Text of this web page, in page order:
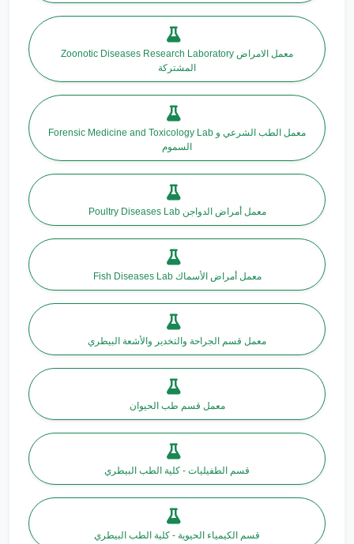
Zoonotic Diseases Research Laboratory معمل الامراض
المشتركة
Forensic Medicine and Toxicology Lab معمل الطب الشرعي و
السموم
Poultry Diseases Lab معمل أمراض الدواجن
Fish Diseases Lab معمل أمراض الأسماك
معمل قسم الجراحة والتخدير والأشعة البيطري
معمل قسم طب الحيوان
قسم الطفيليات - كلية الطب البيطري
قسم الكيمياء الحيوية - كلية الطب البيطري